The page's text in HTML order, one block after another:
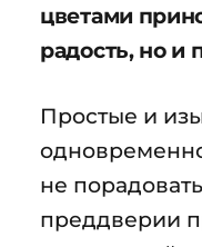
цветами
радость, но и
Простые и
не
преддверии